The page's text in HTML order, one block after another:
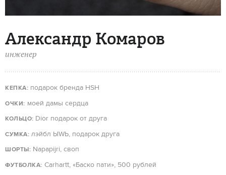
Александр Комаров
инженер
КЕПКА: подарок бренда HSH
ОЧКИ: моей дамы сердца
КОЛЬЦО: Dior подарок от друга
СУМКА: лэйбл ЫWЬ, подарок друга
ШОРТЫ: Napapijri, своп
ФУТБОЛКА: Carhartt, «Баско пати», 500 рублей